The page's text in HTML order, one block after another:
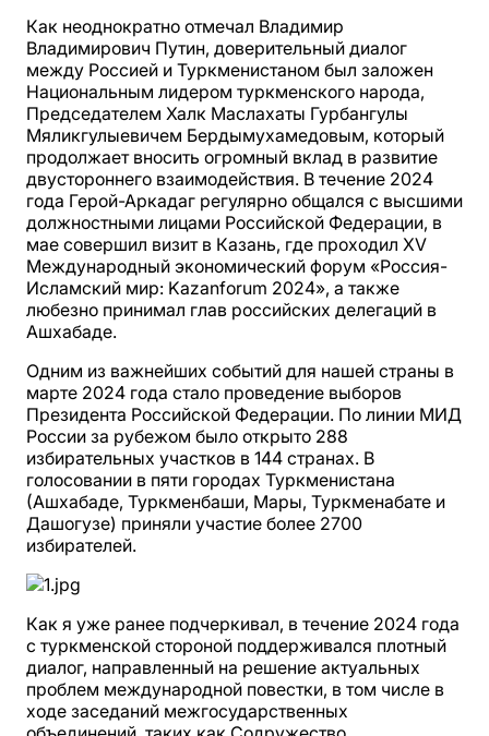
Как неоднократно отмечал Владимир
Владимирович Путин, доверительный диалог
между Россией и Туркменистаном был заложен
Национальным лидером туркменского народа,
Председателем Халк Маслахаты Гурбангулы
Мяликгулыевичем Бердымухамедовым, который
продолжает вносить огромный вклад в развитие
двустороннего взаимодействия. В течение 2024
года Герой-Аркадаг регулярно общался с высшими
должностными лицами Российской Федерации, в
мае совершил визит в Казань, где проходил XV
Международный экономический форум «Россия-
Исламский мир: Kazanforum 2024», а также
любезно принимал глав российских делегаций в
Ашхабаде.
Одним из важнейших событий для нашей страны в
марте 2024 года стало проведение выборов
Президента Российской Федерации. По линии МИД
России за рубежом было открыто 288
избирательных участков в 144 странах. В
голосовании в пяти городах Туркменистана
(Ашхабаде, Туркменбаши, Мары, Туркменабате и
Дашогузе) приняли участие более 2700
избирателей.
Как я уже ранее подчеркивал, в течение 2024 года
с туркменской стороной поддерживался плотный
диалог, направленный на решение актуальных
проблем международной повестки, в том числе в
ходе заседаний межгосударственных